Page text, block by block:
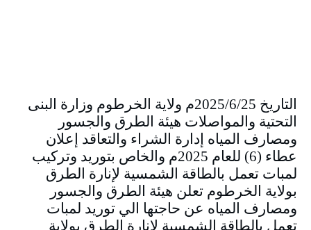
التاريخ 2025/6/25م ولاية الخرطوم وزارة البنى
التحتية والمواصلات هيئة الطرق والجسور
ومصارف المياه إدارة الشراء والتعاقد إعلان
عطاء (6) للعام 2025م والخاص بتوريد وتركيب
لمبات تعمل بالطاقة الشمسية لإنارة الطرق
بولاية الخرطوم تعلن هيئة الطرق والجسور
ومصارف المياه عن حاجتها الي توريد لمبات
تعمل بالطاقة الشمسية لإنارة الطرق بولاية